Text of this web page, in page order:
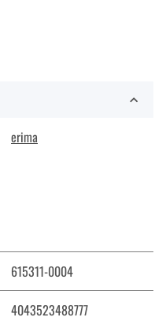
erima
615311-0004
4043523488777